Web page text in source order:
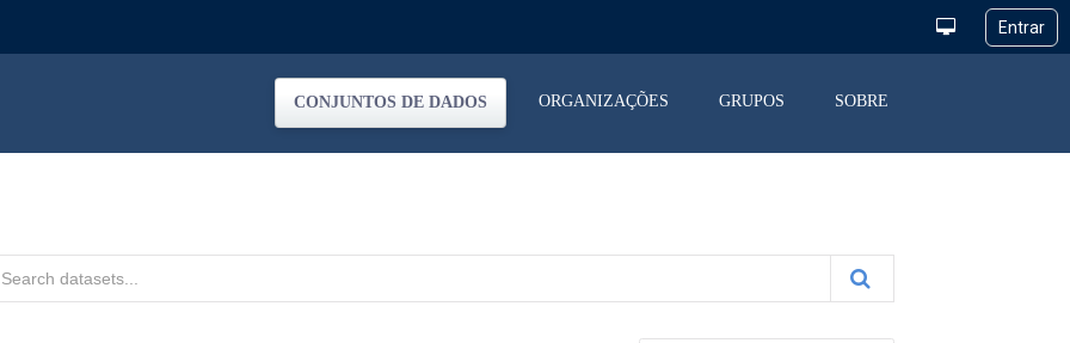
CONJUNTOS DE DADOS ORGANIZAÇÕES GRUPOS SOBRE